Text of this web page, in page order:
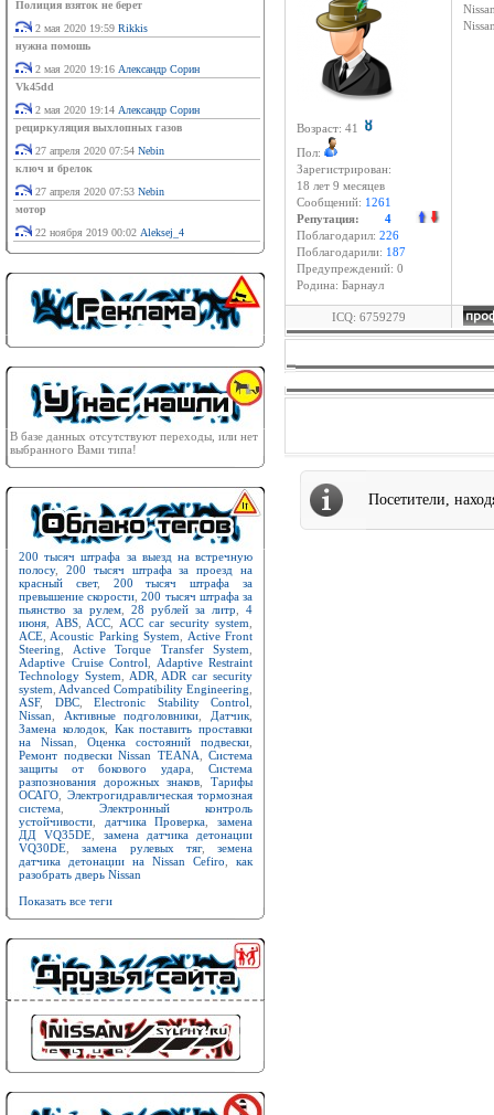
Полиция взяток не берет
2 мая 2020 19:59 Rikkis
нужна помошь
2 мая 2020 19:16 Александр Сорин
Vk45dd
2 мая 2020 19:14 Александр Сорин
рециркуляция выхлопных газов
27 апреля 2020 07:54 Nebin
ключ и брелок
27 апреля 2020 07:53 Nebin
мотор
22 ноября 2019 00:02 Aleksej_4
В базе данных отсутствуют переходы, или нет
выбранного Вами типа!
200 тысяч штрафа за выезд на встречную
полосу, 200 тысяч штрафа за проезд на
красный свет, 200 тысяч штрафа за
превышение скорости ,200 тысяч штрафа за
пьянство за рулем
28 рублей за литр
4
июня
ABS ACC ACC car security system
ACE Acoustic Parking System
Active Front
Steering
Active Torque Transfer System
Adaptive Cruise Control
Adaptive Restraint
Technology System
ADR
ADR car security
system Advanced Compatibility Engineering
ASF, DBC, Electronic Stability Control
Nissan
Активные подголовники Датчик
Замена колодок, Как поставить проставки
на Nissan
Оценка состояний подвески
Ремонт подвески Nissan TEANA
Система
защиты от бокового удара
Система
разпознования дорожных знаков ,Тарифы
ОСАГО
Электрогидравлическая тормозная
система
Электронный контроль
устойчивости
датчика Проверка ,замена
ДД VQ35DE
замена датчика детонации
VQ30DE ,замена рулевых тяг, земена
датчика детонации на Nissan Cefiro
как
разобрать дверь Nissan
Показать все теги
Возраст: 41
Пол:
Зарегистрирован:
18 лет 9 месяцев
Сообщений: 1261
Репутация: 4
Поблагодарил: 226
Поблагодарили: 187
Предупреждений: 0
Родина: Барнаул
ICQ: 6759279
Посетители,